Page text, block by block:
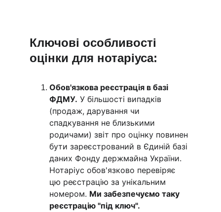
Ключові особливості
оцінки для нотаріуса:
Обов'язкова реєстрація в базі
ФДМУ. У більшості випадків
(продаж, дарування чи
спадкування не близькими
родичами) звіт про оцінку повинен
бути зареєстрований в Єдиній базі
даних Фонду держмайна України.
Нотаріус обов'язково перевіряє
цю реєстрацію за унікальним
номером. Ми забезпечуємо таку
реєстрацію "під ключ".